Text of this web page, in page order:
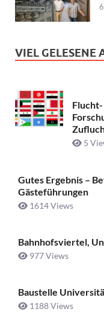
VIEL GELESENE
5
Gutes Ergebnis –
Gästeführungen
1614 Views
Bahnhofsviertel,
977 Views
Baustelle
1188 Views